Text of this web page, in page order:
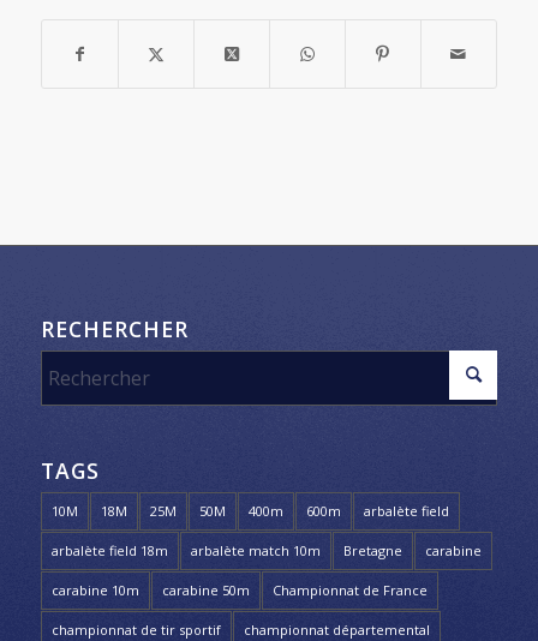
RECHERCHER
TAGS
10M 18M 25M 50M 400m 600m arbalète field
arbalète field 18m arbalète match 10m Bretagne carabine
carabine 10m carabine 50m Championnat de France
championnat de tir sportif championnat départemental